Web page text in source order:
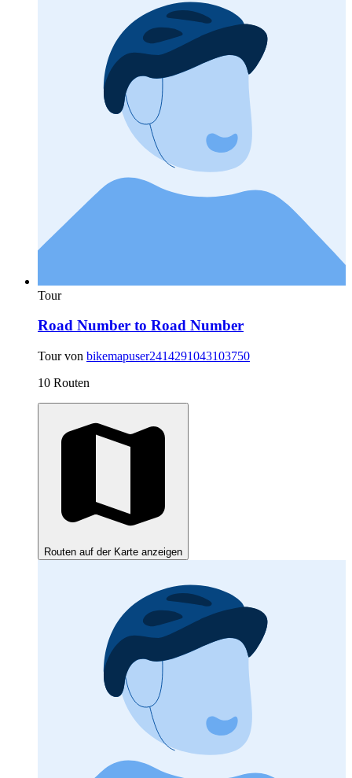
Tour
Road Number to Road Number
Tour von bikemapuser2414291043103750
10 Routen
Routen auf der Karte anzeigen